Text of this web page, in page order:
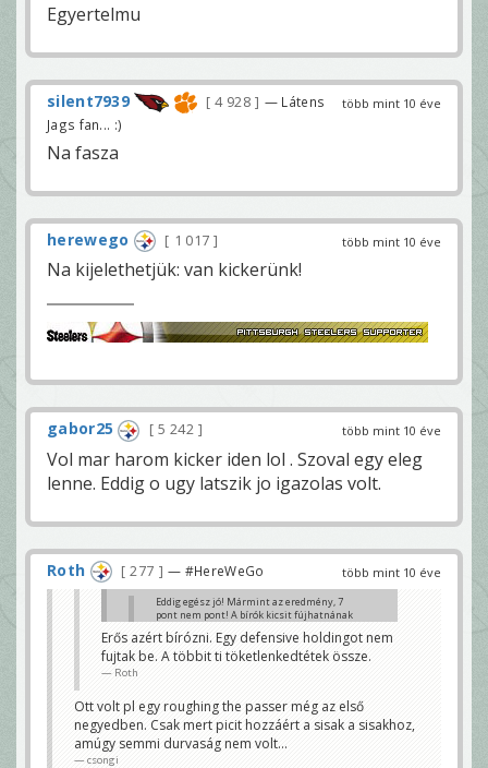
Egyertelmu
több mint 10 éve
silent7939 4 928
— Látens
Jags fan... :)
Na fasza
több mint 10 éve
herewego 1 017
Na kijelethetjük: van kickerünk!
több mint 10 éve
gabor25 5 242
Vol mar harom kicker iden lol . Szoval egy eleg
lenne. Eddig o ugy latszik jo igazolas volt.
több mint 10 éve
Roth 277 — #HereWeGo
Eddig egész jó! Mármint az eredmény, 7
pont nem pont! A bírók kicsit fújhatnának
Na majd a második félidőben!
Szokol
Megvan az a hazai pálya. Amúgy már kb 24-3 lenne.
csongi
Erős azért bírózni. Egy defensive holdingot nem
fujtak be. A többit ti töketlenkedtétek össze.
Roth
Ott volt pl egy roughing the passer még az első
negyedben. Csak mert picit hozzáért a sisak a sisakhoz,
amúgy semmi durvaság nem volt...
csongi